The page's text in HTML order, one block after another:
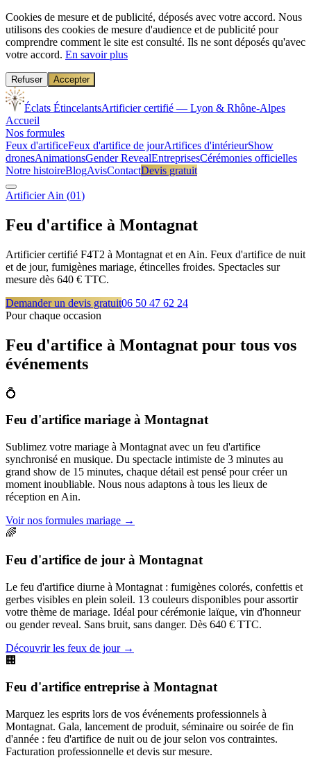
Cookies de mesure et de publicité, déposés avec votre accord. Nous
utilisons des cookies de mesure d'audience et de publicité pour
comprendre comment le site est consulté. Ils ne sont déposés qu'avec
votre accord. En savoir plus
Refuser Accepter
Éclats ÉtincelantsArtificier certifié — Lyon & Rhône-Alpes
Accueil
Nos formules
Feux d'artificeFeux d'artifice de jourArtifices d'intérieurShow
dronesAnimationsGender RevealEntreprisesCérémonies officielles
Notre histoireBlogAvisContactDevis gratuit
ArtificierAin (01)
Feu d'artifice à Montagnat
Artificier certifié F4T2 à Montagnat et en Ain. Feux d'artifice de nuit
et de jour, fumigènes mariage, étincelles froides. Spectacles sur
mesure dès 640 € TTC.
Demander un devis gratuit06 50 47 62 24
Pour chaque occasion
Feu d'artifice à Montagnat pour tous vos
événements
💍
Feu d'artifice mariage à Montagnat
Sublimez votre mariage à Montagnat avec un feu d'artifice
synchronisé en musique. Du spectacle intimiste de 3 minutes au
grand show de 15 minutes, chaque détail est pensé pour créer un
moment inoubliable. Nous nous adaptons à tous les lieux de
réception en Ain.
Voir nos formules mariage →
🌈
Feu d'artifice de jour à Montagnat
Le feu d'artifice diurne à Montagnat : fumigènes colorés, confettis et
gerbes visibles en plein soleil. 13 couleurs disponibles pour assortir
votre thème de mariage. Idéal pour cérémonie laïque, vin d'honneur
ou gender reveal. Sans bruit, sans danger. Dès 640 € TTC.
Découvrir les feux de jour→
🏢
Feu d'artifice entreprise à Montagnat
Marquez les esprits lors de vos événements professionnels à
Montagnat. Gala, lancement de produit, séminaire ou soirée de fin
d'année : feu d'artifice de nuit ou de jour selon vos contraintes.
Facturation professionnelle et devis sur mesure.